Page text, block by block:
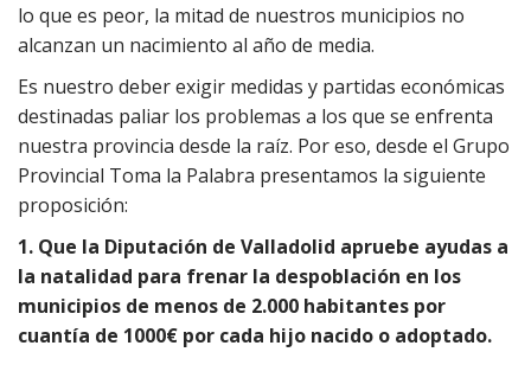
lo que es peor, la mitad de nuestros municipios no
alcanzan un nacimiento al año de media.
Es nuestro deber exigir medidas y partidas económicas
destinadas paliar los problemas a los que se enfrenta
nuestra provincia desde la raíz. Por eso, desde el Grupo
Provincial Toma la Palabra presentamos la siguiente
proposición:
1. Que la Diputación de Valladolid apruebe ayudas a
la natalidad para frenar la despoblación en los
municipios de menos de 2.000 habitantes por
cuantía de 1000€ por cada hijo nacido o adoptado.